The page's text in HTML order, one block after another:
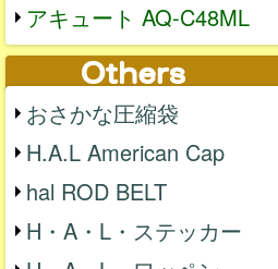
アキュート AQ-C48ML
おさかな圧縮袋
H.A.L American Cap
hal ROD BELT
H・A・L・ステッカー